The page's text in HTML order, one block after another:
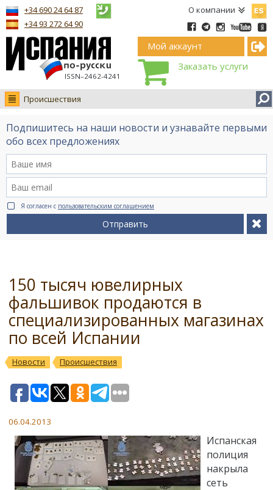
О компании
ISSN–2462-4241
+34 690 24 64 87
+34 93 272 64 90
Мой аккаунт
Заказать услуги
Происшествия
Новости
Интервью
Видео Ruso.TV
BCN life
Сервис на немецком
Подпишитесь на наши новости и узнавайте первыми
обо всех предложениях
Я согласен с пользовательским соглашением
Отправить
150 тысяч ювелирных
фальшивок продаются в
специализированных магазинах
по всей Испании
Новости Происшествия
06.04.2013
Испанская
полиция
накрыла
сеть